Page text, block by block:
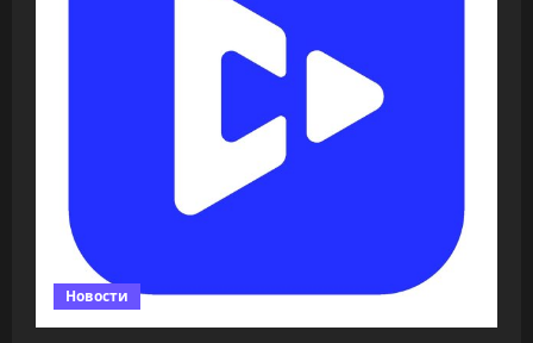
Новости